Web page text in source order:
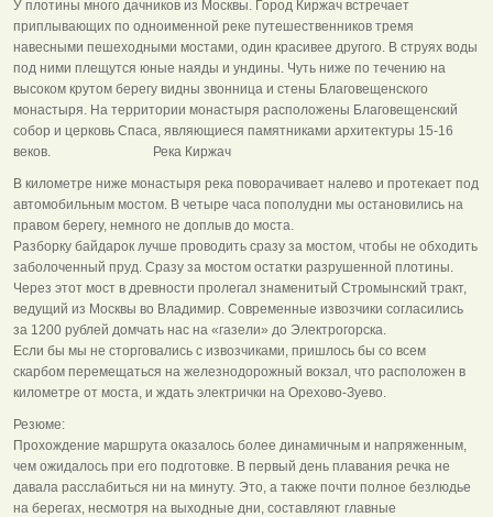
У плотины много дачников из Москвы. Город Киржач встречает
приплывающих по одноименной реке путешественников тремя
навесными пешеходными мостами, один красивее другого. В струях воды
под ними плещутся юные наяды и ундины. Чуть ниже по течению на
высоком крутом берегу видны звонница и стены Благовещенского
монастыря. На территории монастыря расположены Благовещенский
собор и церковь Спаса, являющиеся памятниками архитектуры 15-16
веков. Река Киржач
В километре ниже монастыря река поворачивает налево и протекает под
автомобильным мостом. В четыре часа пополудни мы остановились на
правом берегу, немного не доплыв до моста.
Разборку байдарок лучше проводить сразу за мостом, чтобы не обходить
заболоченный пруд. Сразу за мостом остатки разрушенной плотины.
Через этот мост в древности пролегал знаменитый Стромынский тракт,
ведущий из Москвы во Владимир. Современные извозчики согласились
за 1200 рублей домчать нас на «газели» до Электрогорска.
Если бы мы не сторговались с извозчиками, пришлось бы со всем
скарбом перемещаться на железнодорожный вокзал, что расположен в
километре от моста, и ждать электрички на Орехово-Зуево.
Резюме:
Прохождение маршрута оказалось более динамичным и напряженным,
чем ожидалось при его подготовке. В первый день плавания речка не
давала расслабиться ни на минуту. Это, а также почти полное безлюдье
на берегах, несмотря на выходные дни, составляют главные